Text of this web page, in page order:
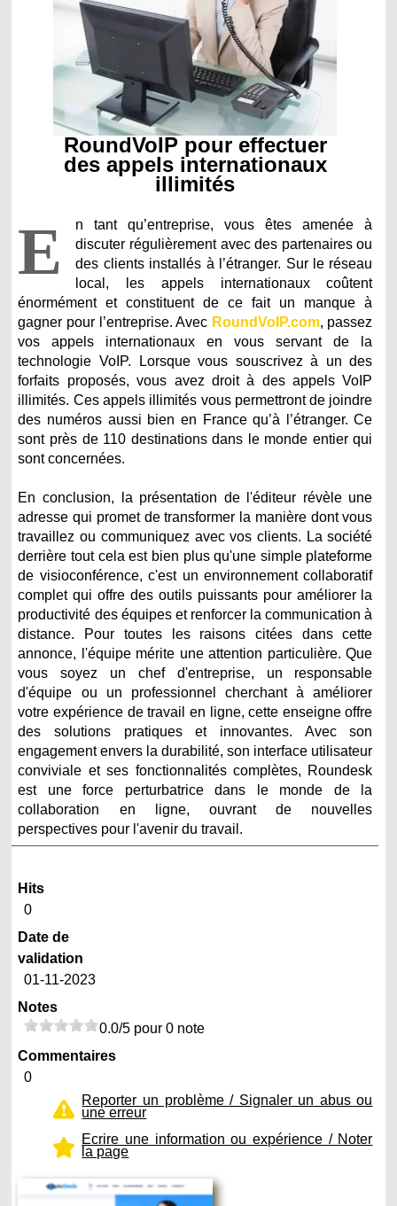
RoundVoIP pour effectuer
des appels internationaux
illimités
E
n tant qu’entreprise, vous êtes amenée à
discuter régulièrement avec des partenaires ou
des clients installés à l’étranger. Sur le réseau
local, les appels internationaux coûtent
énormément et constituent de ce fait un manque à
gagner pour l’entreprise. Avec RoundVoIP.com, passez
vos appels internationaux en vous servant de la
technologie VoIP. Lorsque vous souscrivez à un des
forfaits proposés, vous avez droit à des appels VoIP
illimités. Ces appels illimités vous permettront de joindre
des numéros aussi bien en France qu’à l’étranger. Ce
sont près de 110 destinations dans le monde entier qui
sont concernées.
En conclusion, la présentation de l'éditeur révèle une
adresse qui promet de transformer la manière dont vous
travaillez ou communiquez avec vos clients. La société
derrière tout cela est bien plus qu'une simple plateforme
de visioconférence, c'est un environnement collaboratif
complet qui offre des outils puissants pour améliorer la
productivité des équipes et renforcer la communication à
distance. Pour toutes les raisons citées dans cette
annonce, l'équipe mérite une attention particulière. Que
vous soyez un chef d'entreprise, un responsable
d'équipe ou un professionnel cherchant à améliorer
votre expérience de travail en ligne, cette enseigne offre
des solutions pratiques et innovantes. Avec son
engagement envers la durabilité, son interface utilisateur
conviviale et ses fonctionnalités complètes, Roundesk
est une force perturbatrice dans le monde de la
collaboration en ligne, ouvrant de nouvelles
perspectives pour l'avenir du travail.
Hits
0
Date de
validation
01-11-2023
Notes
0.0/5 pour 0 note
Commentaires
0
Reporter un problème / Signaler un abus ou
une erreur
Ecrire une information ou expérience / Noter
la page